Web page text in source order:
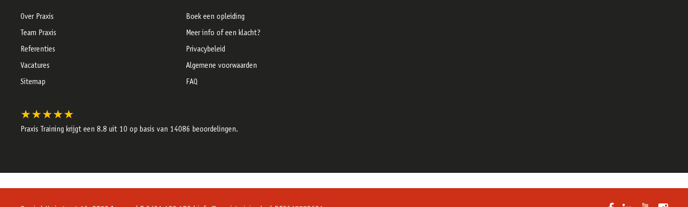
Over Praxis
Team Praxis
Referenties
Vacatures
Sitemap
Boek een opleiding
Meer info of een klacht?
Privacybeleid
Algemene voorwaarden
FAQ
★★★★★
Praxis Training krijgt een 8.8 uit 10 op basis van 14086 beoordelingen.